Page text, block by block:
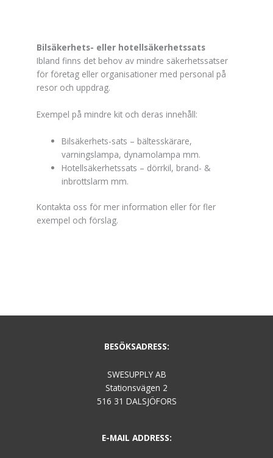
Bilsäkerhets- eller hotellsäkerhetssats
Ibland finns det behov av mindre säkerhetssatser
för företag eller organisationer med personal på
resor och uppdrag.
Exempel på mindre kit och deras innehåll:
Bilsäkerhets-sats – bältesskärare,
varningslampa, dynamolampa mm.
Hotellsäkerhetssats – dörrkil, brand- &
inbrottslarm mm.
Kontakta oss för mer information eller för fler
exempel och förslag.
BESÖKSADRESS:
SWESUPPLY AB
Stationsvägen 2
516 31 DALSJÖFORS
E-MAIL ADDRESS: